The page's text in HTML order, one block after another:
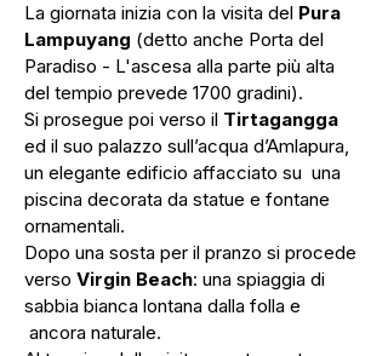
La giornata inizia con la visita del Pura
Lampuyang (detto anche Porta del
Paradiso - L'ascesa alla parte più alta
del tempio prevede 1700 gradini).
Si prosegue poi verso il Tirtagangga
ed il suo palazzo sull’acqua d’Amlapura,
un elegante edificio affacciato su una
piscina decorata da statue e fontane
ornamentali.
Dopo una sosta per il pranzo si procede
verso Virgin Beach: una spiaggia di
sabbia bianca lontana dalla folla e
ancora naturale.